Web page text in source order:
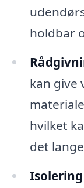
holdbar
kan give
hvilket
det